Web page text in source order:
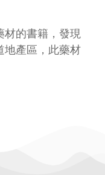
材的書籍，發現
地產區，此藥材